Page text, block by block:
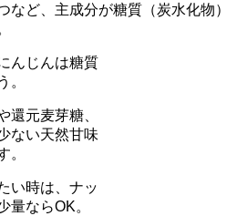
など、主成分が糖質（炭水化物）
んじんは糖質
。
還元麦芽糖、
ない天然甘味
。
い時は、ナッ
量ならOK。